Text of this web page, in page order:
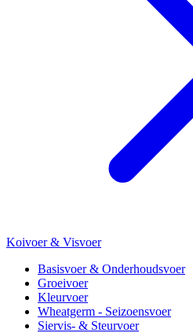
Koivoer & Visvoer
Basisvoer & Onderhoudsvoer
Groeivoer
Kleurvoer
Wheatgerm - Seizoensvoer
Siervis- & Steurvoer